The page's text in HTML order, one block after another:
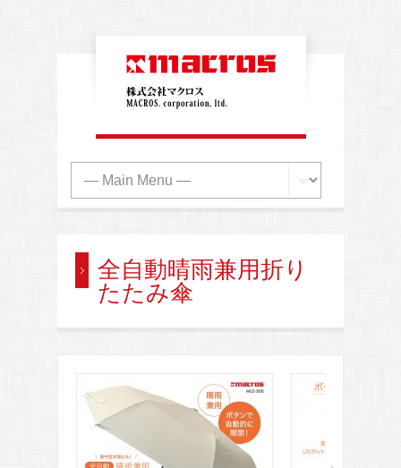
全自動晴雨兼用折り
たたみ傘